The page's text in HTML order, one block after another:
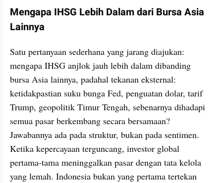
Mengapa IHSG Lebih Dalam dari Bursa Asia
Lainnya
Satu pertanyaan sederhana yang jarang diajukan:
mengapa IHSG anjlok jauh lebih dalam dibanding
bursa Asia lainnya, padahal tekanan eksternal:
ketidakpastian suku bunga Fed, penguatan dolar, tarif
Trump, geopolitik Timur Tengah, sebenarnya dihadapi
semua pasar berkembang secara bersamaan?
Jawabannya ada pada struktur, bukan pada sentimen.
Ketika kepercayaan terguncang, investor global
pertama-tama meninggalkan pasar dengan tata kelola
yang lemah. Indonesia bukan yang pertama tertekan